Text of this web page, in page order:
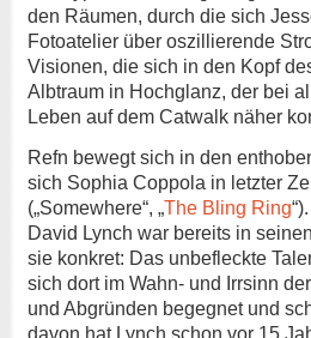
den Räumen, durch die sich
Fotoatelier über oszillierende
Visionen, die sich in den Kopf
Albtraum in Hochglanz, der bei
Leben auf dem Catwalk näher
Refn bewegt sich in den
sich Sophia Coppola in letzter
(„Somewhere“, „The Bling Ring
David Lynch war bereits in
sie konkret: Das unbefleckte
sich dort im Wahn- und Irrsinn
und Abgründen begegnet und
davon hat Lynch schon vor 15